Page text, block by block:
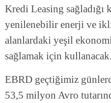
Kredi Leasing
yenilenebilir enerji ve
alanlardaki yeşil
sağlamak için kullanacak.
EBRD geçtiğimiz
53,5 milyon Avro